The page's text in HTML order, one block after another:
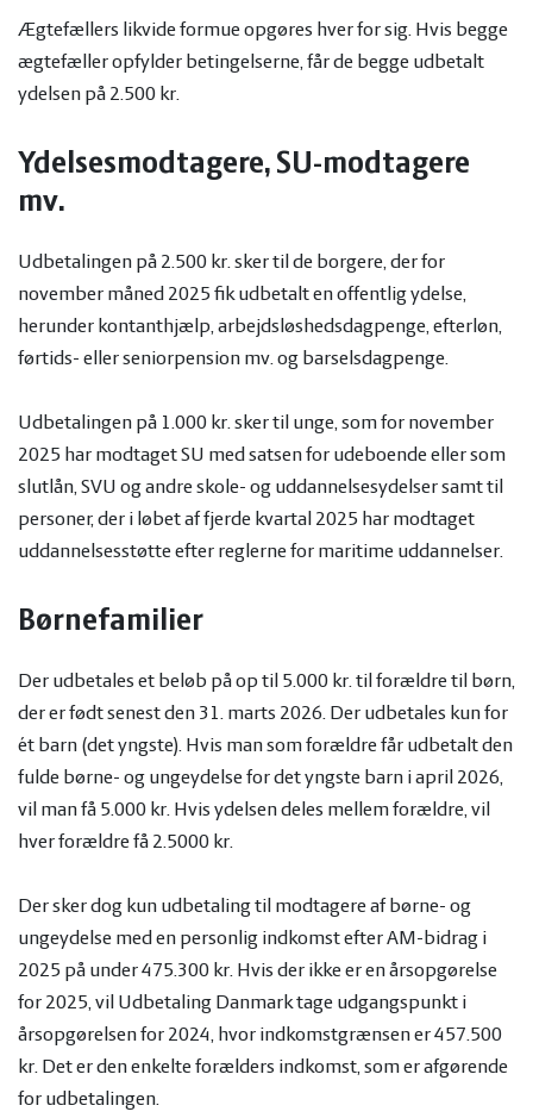
Ægtefællers likvide formue opgøres hver for sig. Hvis begge
ægtefæller opfylder betingelserne, får de begge udbetalt
ydelsen på 2.500 kr.
Ydelsesmodtagere, SU-modtagere
mv.
Udbetalingen på 2.500 kr. sker til de borgere, der for
november måned 2025 fik udbetalt en offentlig ydelse,
herunder kontanthjælp, arbejdsløshedsdagpenge, efterløn,
førtids- eller seniorpension mv. og barselsdagpenge.
Udbetalingen på 1.000 kr. sker til unge, som for november
2025 har modtaget SU med satsen for udeboende eller som
slutlån, SVU og andre skole- og uddannelsesydelser samt til
personer, der i løbet af fjerde kvartal 2025 har modtaget
uddannelsesstøtte efter reglerne for maritime uddannelser.
Børnefamilier
Der udbetales et beløb på op til 5.000 kr. til forældre til børn,
der er født senest den 31. marts 2026. Der udbetales kun for
ét barn (det yngste). Hvis man som forældre får udbetalt den
fulde børne- og ungeydelse for det yngste barn i april 2026,
vil man få 5.000 kr. Hvis ydelsen deles mellem forældre, vil
hver forældre få 2.5000 kr.
Der sker dog kun udbetaling til modtagere af børne- og
ungeydelse med en personlig indkomst efter AM-bidrag i
2025 på under 475.300 kr. Hvis der ikke er en årsopgørelse
for 2025, vil Udbetaling Danmark tage udgangspunkt i
årsopgørelsen for 2024, hvor indkomstgrænsen er 457.500
kr. Det er den enkelte forælders indkomst, som er afgørende
for udbetalingen.